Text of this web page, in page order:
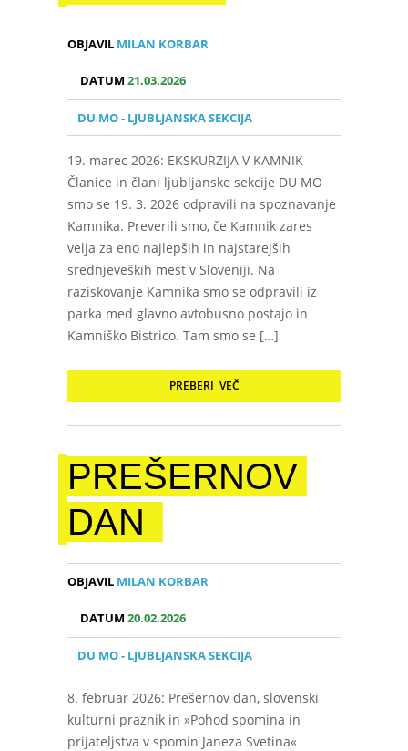
OBJAVIL MILAN KORBAR
DATUM21.03.2026
DU MO - LJUBLJANSKA SEKCIJA
19. marec 2026: EKSKURZIJA V KAMNIK
Članice in člani ljubljanske sekcije DU MO
smo se 19. 3. 2026 odpravili na spoznavanje
Kamnika. Preverili smo, če Kamnik zares
velja za eno najlepših in najstarejših
srednjeveških mest v Sloveniji. Na
raziskovanje Kamnika smo se odpravili iz
parka med glavno avtobusno postajo in
Kamniško Bistrico. Tam smo se […]
PREBERI VEČ
PREŠERNOV
DAN
OBJAVIL MILAN KORBAR
DATUM20.02.2026
DU MO - LJUBLJANSKA SEKCIJA
8. februar 2026: Prešernov dan, slovenski
kulturni praznik in »Pohod spomina in
prijateljstva v spomin Janeza Svetina«